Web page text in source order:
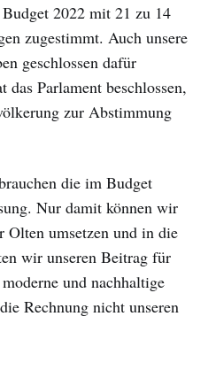
2022 mit 21 zu 14
zugestimmt. Auch unsere
geschlossen dafür
Parlament beschlossen,
zur Abstimmung
die im Budget
Nur damit können wir
umsetzen und in die
wir unseren Beitrag für
und nachhaltige
Rechnung nicht unseren